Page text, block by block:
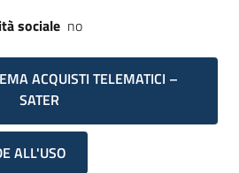
sociale no
ACQUISTI TELEMATICI –
SATER
ALL'USO